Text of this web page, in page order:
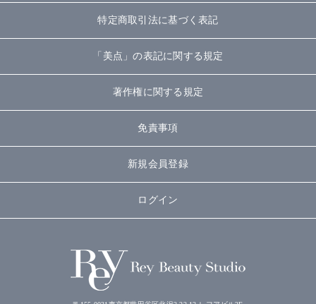
特定商取引法に基づく表記
「美点」の表記に関する規定
著作権に関する規定
免責事項
新規会員登録
ログイン